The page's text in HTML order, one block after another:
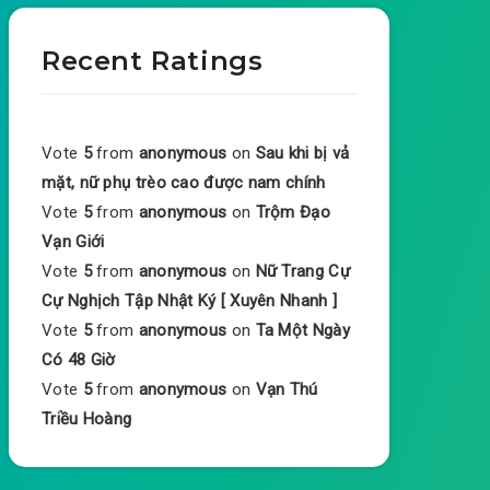
Recent Ratings
Vote 5 from anonymous on Sau khi bị vả
mặt, nữ phụ trèo cao được nam chính
Vote 5 from anonymous on Trộm Đạo
Vạn Giới
Vote 5 from anonymous on Nữ Trang Cự
Cự Nghịch Tập Nhật Ký [ Xuyên Nhanh ]
Vote 5 from anonymous on Ta Một Ngày
Có 48 Giờ
Vote 5 from anonymous on Vạn Thú
Triều Hoàng